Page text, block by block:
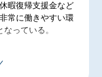
暇復帰支援金など
常に働きやすい環
っている。
アを相談できる機